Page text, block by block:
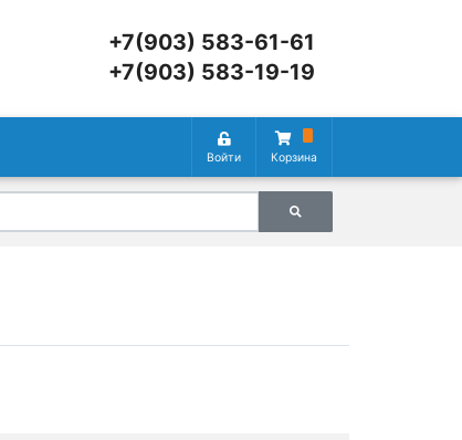
+7(903) 583-61-61
+7(903) 583-19-19
Войти Корзина